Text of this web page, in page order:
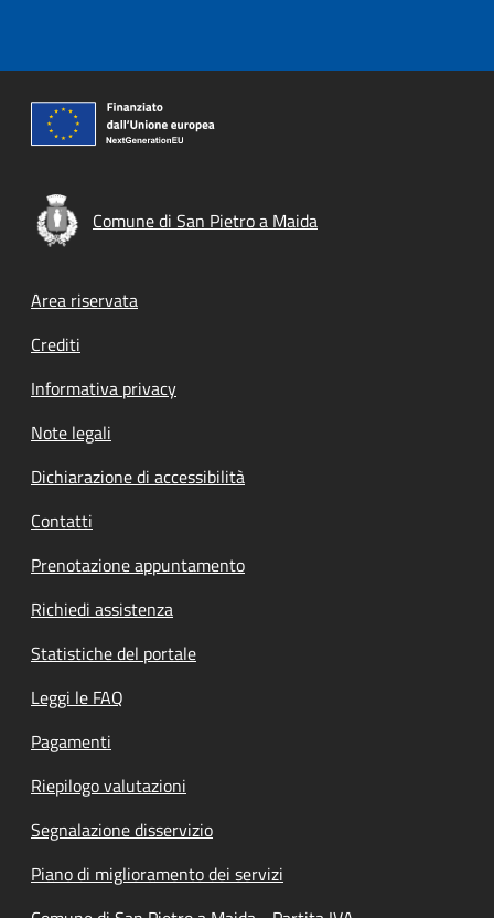
Comune di San Pietro a Maida
Footer menu
Area riservata
Crediti
Informativa privacy
Note legali
Dichiarazione di accessibilità
Contatti
Prenotazione appuntamento
Richiedi assistenza
Statistiche del portale
Leggi le FAQ
Pagamenti
Riepilogo valutazioni
Segnalazione disservizio
Piano di miglioramento dei servizi